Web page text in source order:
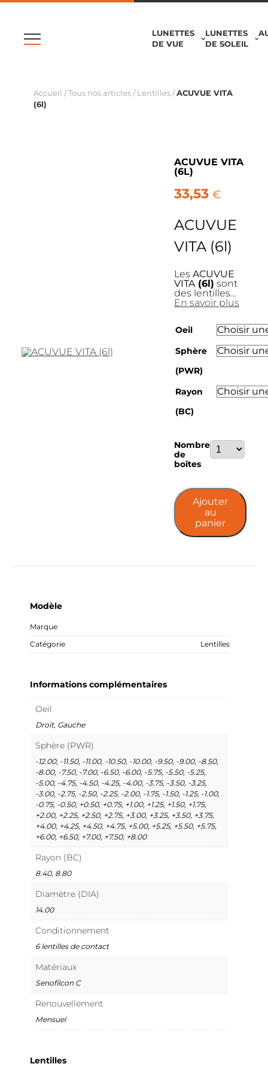
LUNETTES
DE VUE
LUNETTES
DE SOLEIL
Accueil /Tous nos articles / Lentilles /ACUVUE VITA
(6l)
ACUVUE VITA
(6L)
33,53 €
ACUVUE
VITA (6l)
Les ACUVUE
VITA(6l) sont
des lentilles…
En savoir plus
Oeil
Sphère
(PWR)
Rayon
(BC)
Nombre
de
boîtes
quantité
de
Ajouter
au
panier
Modèle
Marque
Catégorie
Lentilles
Informations complémentaires
Oeil
Droit, Gauche
Sphère (PWR)
-12.00, -11.50, -11.00, -10.50, -10.00, -9.50, -9.00, -8.50,
-8.00, -7.50, -7.00, -6.50, -6.00, -5.75, -5.50, -5.25,
-5.00, -4.75, -4.50, -4.25, -4.00, -3.75, -3.50, -3.25,
-3.00, -2.75, -2.50, -2.25, -2.00, -1.75, -1.50, -1.25, -1.00,
-0.75, -0.50, +0.50, +0.75, +1.00, +1.25, +1.50, +1.75,
+2.00, +2.25, +2.50, +2.75, +3.00, +3.25, +3.50, +3.75,
+4.00, +4.25, +4.50, +4.75, +5.00, +5.25, +5.50, +5.75,
+6.00, +6.50, +7.00, +7.50, +8.00
Rayon (BC)
8.40, 8.80
Diamètre (DIA)
14.00
Conditionnement
6 lentilles de contact
Matériaux
Senofilcon C
Renouvellement
Mensuel
Lentilles